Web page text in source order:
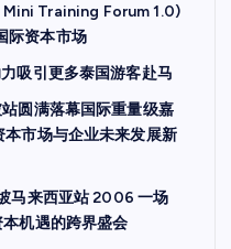
Training Forum 1.0)
际资本市场
吸引更多泰国游客赴马
圆满落幕国际重量级嘉
市场与企业未来发展新
马来西亚站 2006 一场
机遇的跨界盛会